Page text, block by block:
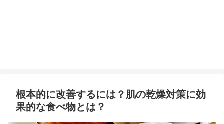
根本的に改善するには？肌の乾燥対策に効
果的な食べ物とは？